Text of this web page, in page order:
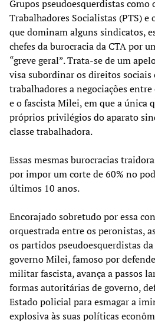
Grupos pseudoesquerdistas
Trabalhadores Socialistas (PTS) e
que dominam alguns sindicatos,
chefes da burocracia da CTA por
“greve geral”. Trata-se de um
visa subordinar os direitos sociais
trabalhadores a negociações
e o fascista Milei, em que a única
próprios privilégios do aparato
classe trabalhadora.
Essas mesmas burocracias
por impor um corte de 60% no
últimos 10 anos.
Encorajado sobretudo por essa
orquestrada entre os peronistas,
os partidos pseudoesquerdistas
governo Milei, famoso por
militar fascista, avança a passos
formas autoritárias de governo,
Estado policial para esmagar a
explosiva às suas políticas